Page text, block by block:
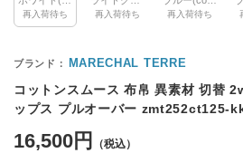
再入荷待ち 再入荷待ち 再入荷待ち
MARECHAL TERRE
コットンスムース 布帛 異素材 切替
ップス プルオーバー zmt252ct125-
16,500円